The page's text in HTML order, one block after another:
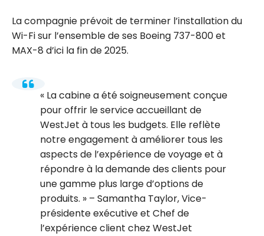
La compagnie prévoit de terminer l’installation du
Wi-Fi sur l’ensemble de ses Boeing 737-800 et
MAX-8 d’ici la fin de 2025.
La cabine a été soigneusement conçue
pour offrir le service accueillant de
WestJet à tous les budgets. Elle reflète
notre engagement à améliorer tous les
aspects de l’expérience de voyage et à
répondre à la demande des clients pour
une gamme plus large d’options de
produits.
– Samantha Taylor, Vice-
présidente exécutive et Chef de
l’expérience client chez WestJet